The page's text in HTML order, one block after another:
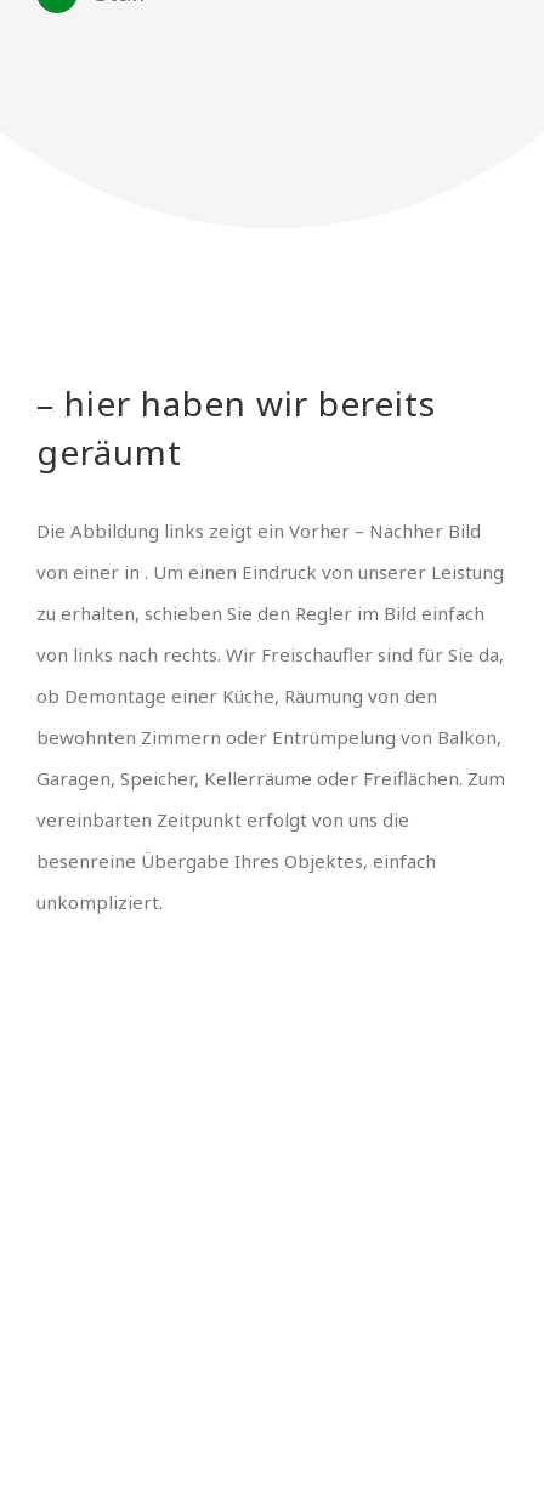
– hier haben wir bereits
geräumt
Die Abbildung links zeigt ein Vorher – Nachher Bild
von einer in . Um einen Eindruck von unserer Leistung
zu erhalten, schieben Sie den Regler im Bild einfach
von links nach rechts. Wir Freischaufler sind für Sie da,
ob Demontage einer Küche, Räumung von den
bewohnten Zimmern oder Entrümpelung von Balkon,
Garagen, Speicher, Kellerräume oder Freiflächen. Zum
vereinbarten Zeitpunkt erfolgt von uns die
besenreine Übergabe Ihres Objektes, einfach
unkompliziert.